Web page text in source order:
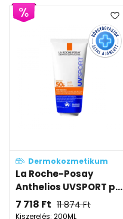
Dermokozmetikum
La Roche-Posay
Anthelios UVSPORT p...
7 718 Ft 11 874Ft
Kiszerelés: 200ML